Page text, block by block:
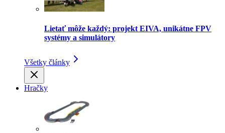
Lietať môže každý: projekt EIVA, unikátne FPV
systémy a simulátory
Všetky články
Hračky